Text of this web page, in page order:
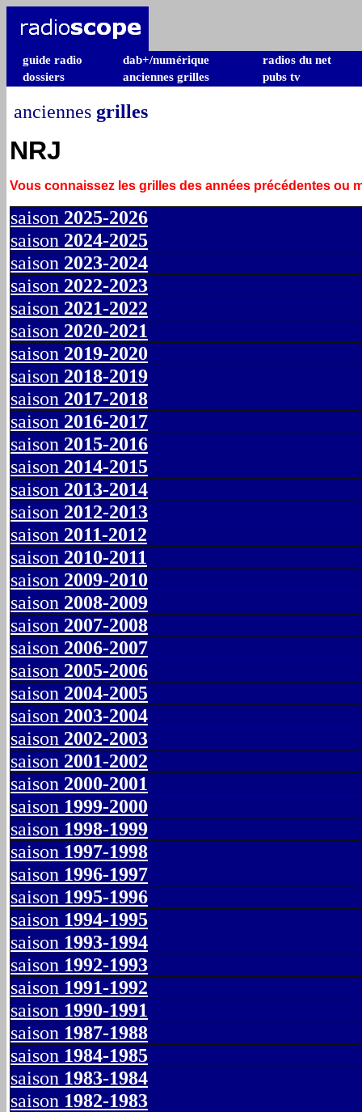
guide radio dab+/numérique
radios du net
dossiers
anciennes grilles pubs tv
anciennes grilles
NRJ
Vous connaissez les grilles des années précédentes ou
saison 2025-2026
saison 2024-2025
saison 2023-2024
saison 2022-2023
saison 2021-2022
saison 2020-2021
saison 2019-2020
saison 2018-2019
saison 2017-2018
saison 2016-2017
saison 2015-2016
saison 2014-2015
saison 2013-2014
saison 2012-2013
saison 2011-2012
saison 2010-2011
saison 2009-2010
saison 2008-2009
saison 2007-2008
saison 2006-2007
saison 2005-2006
saison 2004-2005
saison 2003-2004
saison 2002-2003
saison 2001-2002
saison 2000-2001
saison 1999-2000
saison 1998-1999
saison 1997-1998
saison 1996-1997
saison 1995-1996
saison 1994-1995
saison 1993-1994
saison 1992-1993
saison 1991-1992
saison 1990-1991
saison 1987-1988
saison 1984-1985
saison 1983-1984
saison 1982-1983